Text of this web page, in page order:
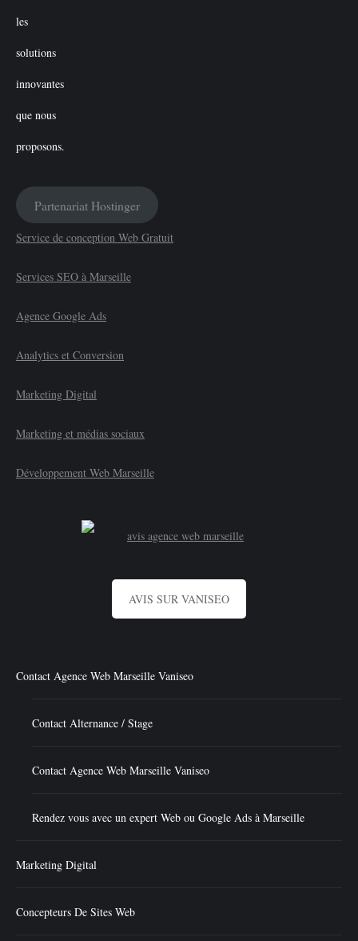
Partenariat Hostinger
Service de conception Web Gratuit
Services SEO à Marseille
Agence Google Ads
Analytics et Conversion
Marketing Digital
Marketing et médias sociaux
Développement Web Marseille
AVIS SUR VANISEO
Contact Agence Web Marseille Vaniseo
Contact Alternance / Stage
Contact Agence Web Marseille Vaniseo
Rendez vous avec un expert Web ou Google Ads à Marseille
Marketing Digital
Concepteurs De Sites Web